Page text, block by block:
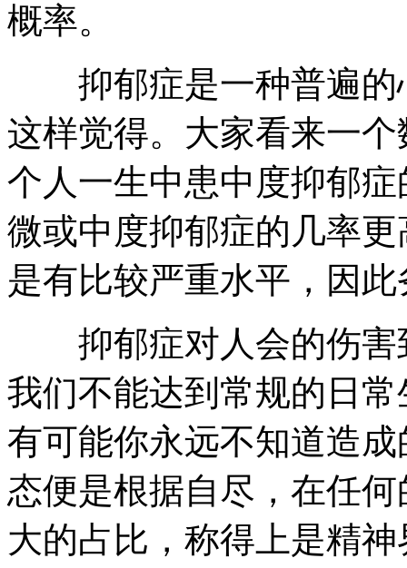
概率。
抑郁症是一种普遍的
这样觉得。大家看来一
个人一生中患中度抑郁
微或中度抑郁症的几率
是有比较严重水平，因
抑郁症对人会的伤害
我们不能达到常规的日
有可能你永远不知道造
态便是根据自尽，在任
大的占比，称得上是精